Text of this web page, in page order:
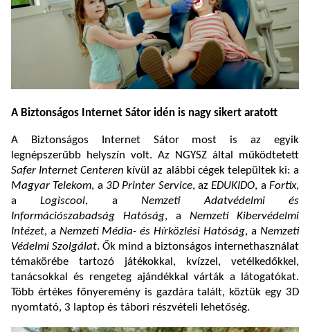
A Biztonságos Internet Sátor idén is nagy sikert aratott
A Biztonságos Internet Sátor most is az egyik
legnépszerűbb helyszín volt. Az NGYSZ által működtetett
Safer Internet Centeren kívül az alábbi cégek települtek ki: a
Magyar Telekom, a 3D Printer Service, azEDUKIDO, aFortix,
aLogiscool, aNemzeti Adatvédelmi és
Információszabadság Hatóság, a Nemzeti Kibervédelmi
Intézet, a Nemzeti Média- és Hírközlési Hatóság, a Nemzeti
Védelmi Szolgálat. Ők mind a biztonságos internethasználat
témakörébe tartozó játékokkal, kvízzel, vetélkedőkkel,
tanácsokkal és rengeteg ajándékkal várták a látogatókat.
Több értékes főnyeremény is gazdára talált, köztük egy 3D
nyomtató, 3 laptop és tábori részvételi lehetőség.